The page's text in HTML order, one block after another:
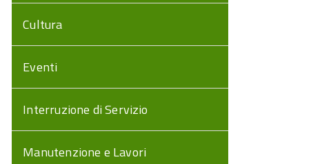
Cultura
Eventi
Interruzione di Servizio
Manutenzione e Lavori